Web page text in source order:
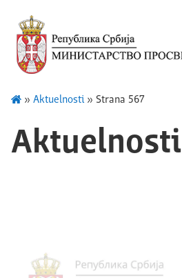
» Aktuelnosti» Strana 567
Aktuelnosti